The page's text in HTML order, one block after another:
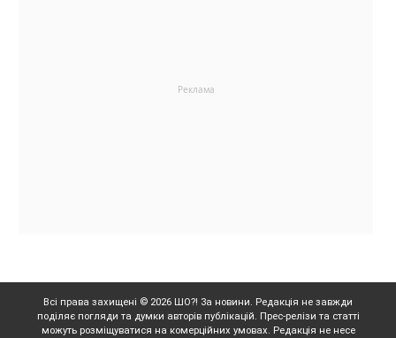
Всі права захищені © 2026 ШО?! За новини. Редакція не завжди
поділяє погляди та думки авторів публікацій. Прес-релізи та статті
можуть розміщуватися на комерційних умовах. Редакція не несе